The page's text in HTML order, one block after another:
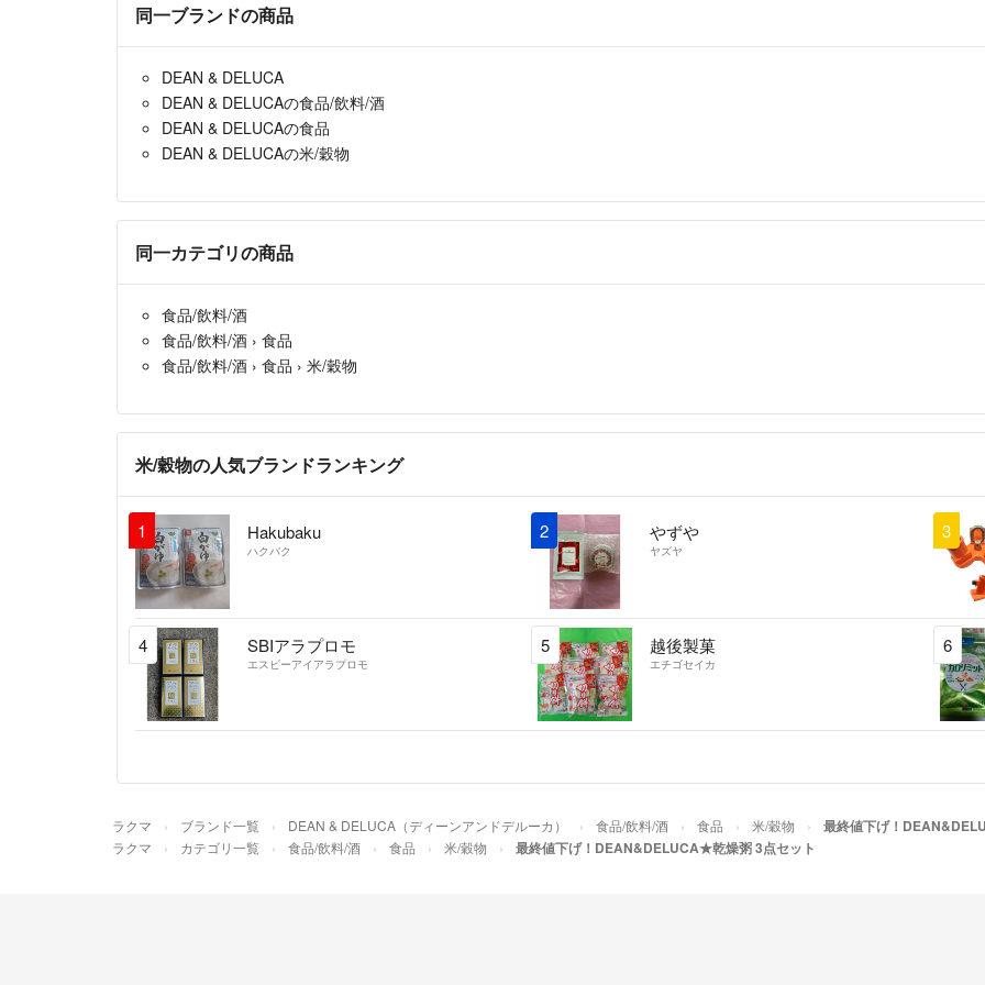
＊発送に使用す
＊お手元に届く
＊急に削除にな
最後まで読んで
同一ブランドの商品
DEAN & DELUCA
DEAN & DELUCAの食品/飲料/酒
DEAN & DELUCAの食品
DEAN & DELUCAの米/穀物
同一カテゴリの商品
食品/飲料/酒
食品/飲料/酒 › 食品
食品/飲料/酒 › 食品 › 米/穀物
米/穀物の人気ブランドランキング
1 Hakubaku
ハクバク
2 やずや
ヤズヤ
3
4 SBIアラプロモ
エスビーアイアラプロモ
5 越後製菓
エチゴセイカ
6
ラクマ ブランド一覧 DEAN & DELUCA（ディーンアンドデルーカ） 食品/飲料/酒 食品 米/穀物 最終値下げ！
ラクマ カテゴリ一覧 食品/飲料/酒 食品 米/穀物 最終値下げ！DEAN&DELUCA★乾燥粥 3点セット